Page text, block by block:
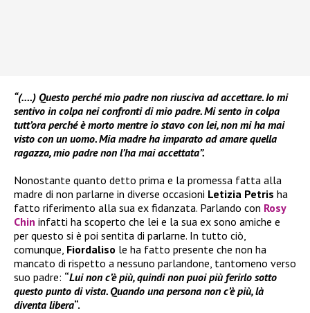
“(….) Questo perché mio padre non riusciva ad accettare. Io mi
sentivo in colpa nei confronti di mio padre. Mi sento in colpa
tutt’ora perché è morto mentre io stavo con lei, non mi ha mai
visto con un uomo. Mia madre ha imparato ad amare quella
ragazza, mio padre non l’ha mai accettata”.
Nonostante quanto detto prima e la promessa fatta alla
madre di non parlarne in diverse occasioni Letizia Petris ha
fatto riferimento alla sua ex fidanzata. Parlando con Rosy
Chin infatti ha scoperto che lei e la sua ex sono amiche e
per questo si è poi sentita di parlarne. In tutto ciò,
comunque, Fiordaliso le ha fatto presente che non ha
mancato di rispetto a nessuno parlandone, tantomeno verso
suo padre: “Lui non c’è più, quindi non puoi più ferirlo sotto
questo punto di vista. Quando una persona non c’è più, là
diventa libera“.